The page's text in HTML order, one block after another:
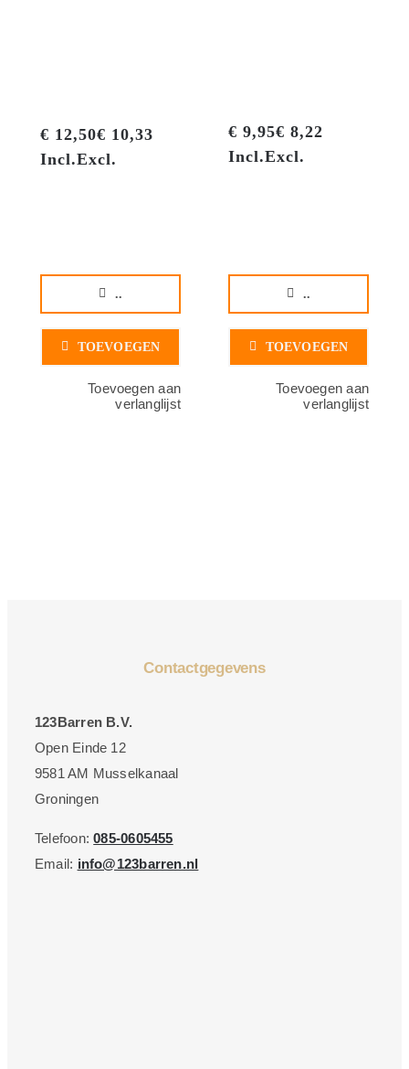
€ 12,50€ 10,33
Incl.Excl.
..
TOEVOEGEN
Toevoegen aan
verlanglijst
€ 9,95€ 8,22
Incl.Excl.
..
TOEVOEGEN
Toevoegen aan
verlanglijst
Contactgegevens
123Barren B.V.
Open Einde 12
9581 AM Musselkanaal
Groningen
Telefoon:085-0605455
Email: info@123barren.nl